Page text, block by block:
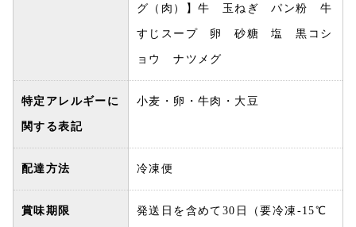
グ（肉）】牛 玉ねぎ パン粉 牛
すじスープ 卵 砂糖 塩 黒コシ
ョウ ナツメグ
特定アレルギーに
関する表記
小麦・卵・牛肉・大豆
配達方法 冷凍便
賞味期限 発送日を含めて30日（要冷凍-15℃